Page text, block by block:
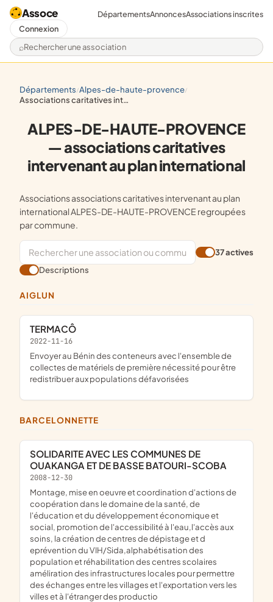
Assoce
Rechercher une association
DépartementsAnnoncesAssociations inscrites
Connexion
départements/ alpes-de-haute-provence/
associations caritatives intervenant au plan international
ALPES-DE-HAUTE-PROVENCE
— associations caritatives
intervenant au plan international
Associations associations caritatives intervenant au plan
international ALPES-DE-HAUTE-PROVENCE regroupées
par commune.
37 actives
Descriptions
AIGLUN
TERMACÔ
2022-11-16
envoyer au Bénin des conteneurs avec l'ensemble de
collectes de matériels de première nécessité pour être
redistribuer aux populations défavorisées
BARCELONNETTE
SOLIDARITE AVEC LES COMMUNES DE
OUAKANGA ET DE BASSE BATOURI-SCOBA
2008-12-30
montage, mise en oeuvre et coordination d'actions de
coopération dans le domaine de la santé, de
l'éducation et du développement économique et
social, promotion de l'accessibilité à l'eau,l'accès aux
soins, la création de centres de dépistage et d
eprévention du VIH/Sida,alphabétisation des
population et réhabilitation des centres scolaires
améliration des infrastructures locales pour permettre
des échanges entre les villages et l'exportation vers les
villes et à l'étranger des productio